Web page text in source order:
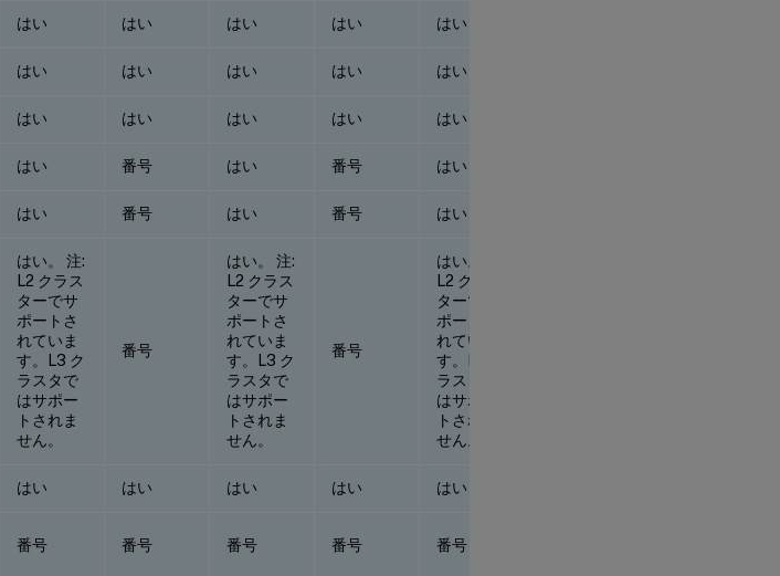
はい はい はい はい はい
はい はい はい はい はい
はい はい はい はい はい
はい 番号 はい 番号 はい
はい 番号 はい 番号 はい
はい。 注:
L2 クラス
ターでサ
ポートさ
れていま
す。L3 ク
ラスタで
はサポー
トされま
せん。
番号
はい。 注:
L2 クラス
ターでサ
ポートさ
れていま
す。L3 ク
ラスタで
はサポー
トされま
せん。
番号
はい。 注:
L2 クラス
ターでサ
ポートさ
れていま
す。L3 ク
ラスタで
はサポー
トされま
せん。
はい はい はい はい はい
番号 番号 番号 番号 番号